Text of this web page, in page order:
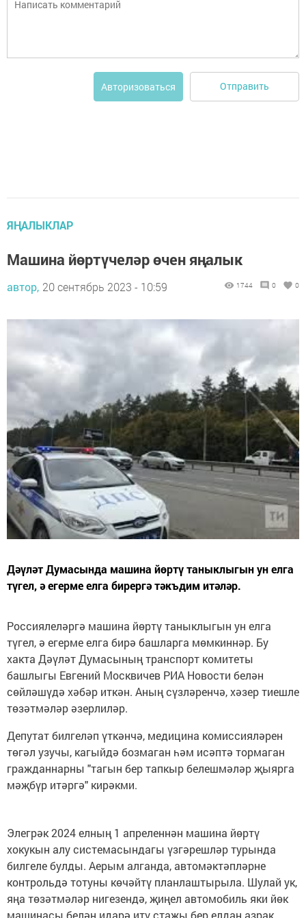
Авторизоваться Отправить
ЯҢАЛЫКЛАР
Машина йөртүчеләр өчен яңалык
автор, 20 сентябрь 2023 - 10:59 1744 0 0
Дәүләт Думасында машина йөртү таныклыгын ун елга
түгел, ә егерме елга бирергә тәкъдим итәләр.
Россиялеләргә машина йөртү таныклыгын ун елга
түгел, ә егерме елга бирә башларга мөмкиннәр. Бу
хакта Дәүләт Думасының транспорт комитеты
башлыгы Евгений Москвичев РИА Новости белән
сөйләшүдә хәбәр иткән. Аның сүзләренчә, хәзер тиешле
төзәтмәләр әзерлиләр.
Депутат билгеләп үткәнчә, медицина комиссияләрен
төгәл узучы, кагыйдә бозмаган һәм исәптә тормаган
гражданнарны "тагын бер тапкыр белешмәләр җыярга
мәҗбүр итәргә" кирәкми.
Элегрәк 2024 елның 1 апреленнән машина йөртү
хокукын алу системасындагы үзгәрешләр турында
билгеле булды. Аерым алганда, автомәктәпләрне
контрольдә тотуны көчәйтү планлаштырыла. Шулай ук,
яңа төзәтмәләр нигезендә, җиңел автомобиль яки йөк
машинасы белән идарә итү стажы бер елдан азрак